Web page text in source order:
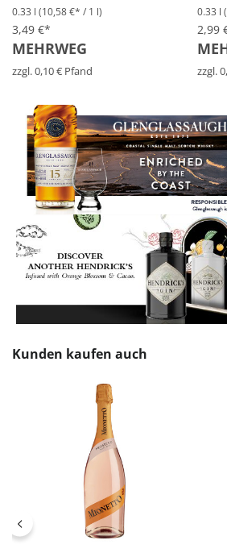
Durchschnittliche Bewertung von 4.6
0.33 l (10,58 €* / 1 l)
3,49 €*
MEHRWEG
zzgl. 0,10 € Pfand
0.33 l
2,99
zzgl.
Produktgalerie überspringen
Kunden kaufen auch